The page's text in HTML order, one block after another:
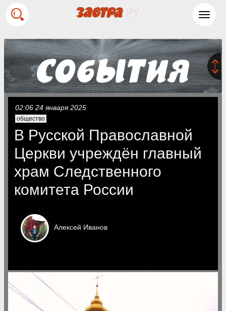
02:06 24 января 2025
общество
В Русской Православной
Церкви учреждён главный
храм Следственного
комитета России
Алексей Иванов